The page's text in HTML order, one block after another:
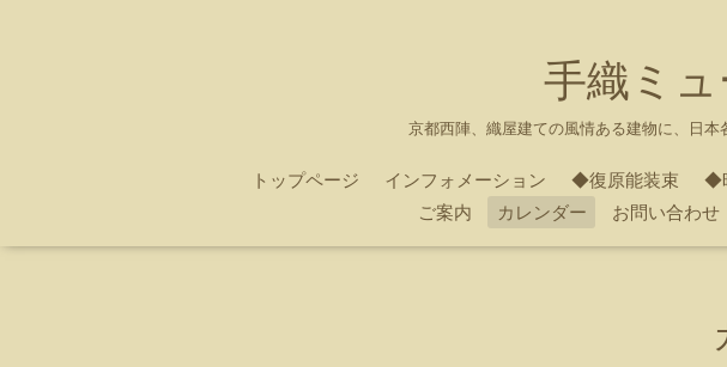
手織ミ
京都西陣、織屋建ての風情ある建物に、日本
トップページ インフォメーション ◆復原能装束 ◆
ご案内
カレンダー お問い合わせ